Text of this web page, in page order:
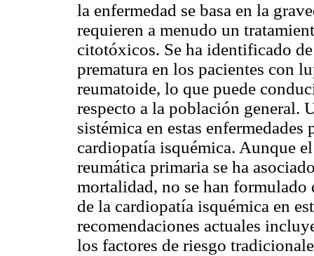
la enfermedad se basa en la
requieren a menudo un
citotóxicos. Se ha identificado
prematura en los pacientes con
reumatoide, lo que puede
respecto a la población general.
sistémica en estas
cardiopatía isquémica. Aunque
reumática primaria se ha
mortalidad, no se han formulado
de la cardiopatía isquémica en
recomendaciones actuales
los factores de riesgo